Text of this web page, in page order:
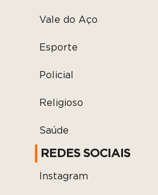
Vale do Aço
Esporte
Policial
Religioso
Saúde
REDES SOCIAIS
Instagram